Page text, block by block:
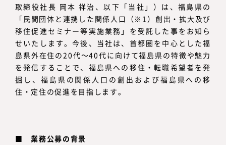
取締役社長 岡本 祥治、以下「当社」）は、福島県の
「民間団体と連携した関係人口（※1）創出・拡大及び
移住促進セミナー等実施業務」を受託した事をお知ら
せいたします。今後、当社は、首都圏を中心とした福
島県外在住の20代～40代に向けて福島県の特徴や魅力
を発信することで、福島県への移住・転職希望者を発
掘し、福島県の関係人口の創出および福島県への移
住・定住の促進を目指します。
■ 業務公募の背景